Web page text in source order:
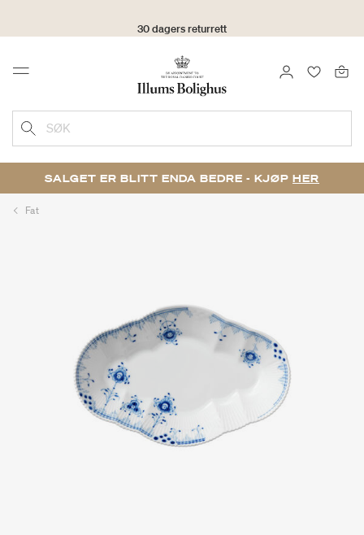
Menu LOGG INN
SØK
SALGET ER BLITT ENDA BEDRE - KJØP HER
Fat